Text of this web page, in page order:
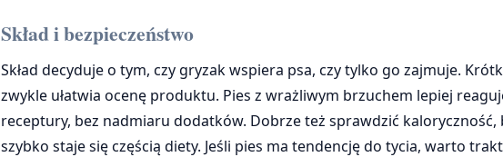
Skład i bezpieczeństwo
Skład decyduje o tym, czy gryzak wspiera psa, czy tylko go zajmuje.
zwykle ułatwia ocenę produktu. Pies z wrażliwym brzuchem lepiej
receptury, bez nadmiaru dodatków. Dobrze też sprawdzić kaloryczność,
szybko staje się częścią diety. Jeśli pies ma tendencję do tycia, warto